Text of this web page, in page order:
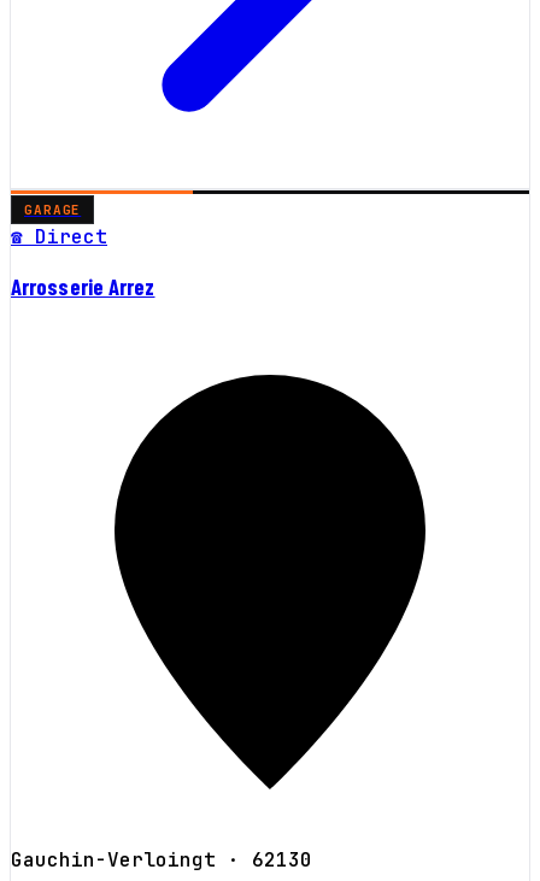
GARAGE
☎ Direct
Arrosserie Arrez
Gauchin-Verloingt · 62130